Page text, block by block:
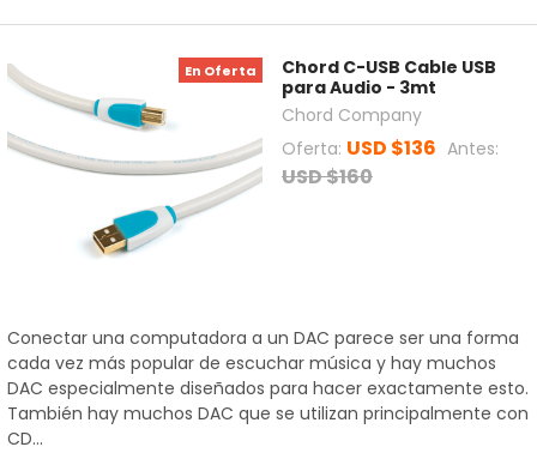
En Oferta
Chord C-USB Cable USB
para Audio - 3mt
Chord Company
Oferta: USD $136 Antes:
USD $160
Conectar una computadora a un DAC parece ser una forma
cada vez más popular de escuchar música y hay muchos
DAC especialmente diseñados para hacer exactamente esto.
También hay muchos DAC que se utilizan principalmente con
CD...